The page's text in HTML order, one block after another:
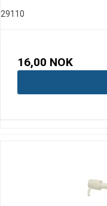
29110
16,00 NOK